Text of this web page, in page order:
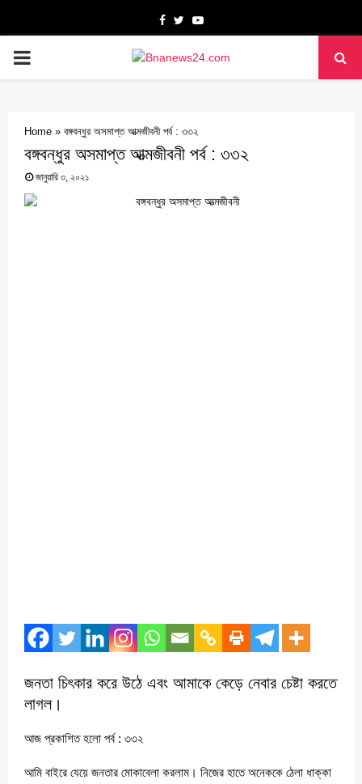
Facebook
TwitterYoutube
PRIMARY
Home » বঙ্গবন্ধুর অসমাপ্ত আত্মজীবনী পর্ব : ৩৩২
বঙ্গবন্ধুর অসমাপ্ত আত্মজীবনী পর্ব : ৩৩২
জানুয়ারি ৩, ২০২১
জনতা চিৎকার করে উঠে এবং আমাকে কেড়ে নেবার চেষ্টা করতে
লাগল।
আজ প্রকাশিত হলো পর্ব : ৩৩২
আমি বাইরে যেয়ে জনতার মোকাবেলা করলাম। নিজের হাতে অনেককে ঠেলা ধাক্কা